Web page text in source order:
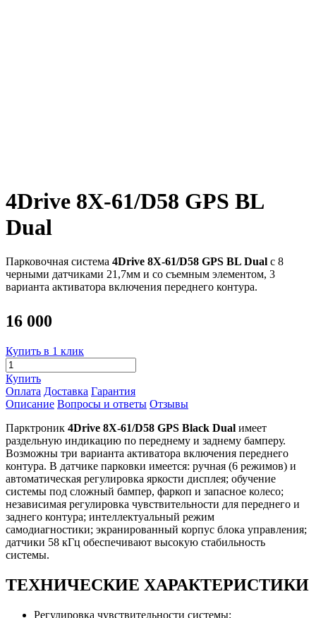
4Drive 8X-61/D58 GPS BL
Dual
Парковочная система 4Drive 8X-61/D58 GPS BL Dual с 8
черными датчиками 21,7мм и со съемным элементом, 3
варианта активатора включения переднего контура.
16 000
Купить в 1 клик
Купить
Оплата Доставка Гарантия
Описание Вопросы и ответы Отзывы
Парктроник 4Drive 8X-61/D58 GPS Black Dual имеет
раздельную индикацию по переднему и заднему бамперу.
Возможны три варианта активатора включения переднего
контура. В датчике парковки имеется: ручная (6 режимов) и
автоматическая регулировка яркости дисплея; обучение
системы под сложный бампер, фаркоп и запасное колесо;
независимая регулировка чувствительности для переднего и
заднего контура; интеллектуальный режим
самодиагностики; экранированный корпус блока управления;
датчики 58 кГц обеспечивают высокую стабильность
системы.
ТЕХНИЧЕСКИЕ ХАРАКТЕРИСТИКИ
Регулировка чувствительности системы;